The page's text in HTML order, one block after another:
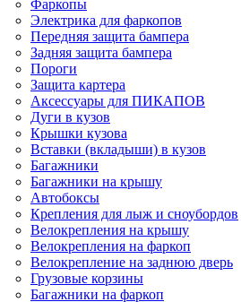
Фаркопы
Электрика для фаркопов
Передняя защита бампера
Задняя защита бампера
Пороги
Защита картера
Аксессуары для ПИКАПОВ
Дуги в кузов
Крышки кузова
Вставки (вкладыши) в кузов
Багажники
Багажники на крышу
Автобоксы
Крепления для лыж и сноубордов
Велокрепления на крышу
Велокрепления на фаркоп
Велокрепление на заднюю дверь
Грузовые корзины
Багажники на фаркоп